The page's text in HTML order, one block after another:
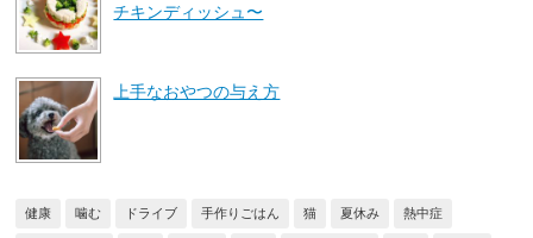
チキンディッシュ〜
上手なおやつの与え方
健康 噛む ドライブ 手作りごはん 猫 夏休み 熱中症